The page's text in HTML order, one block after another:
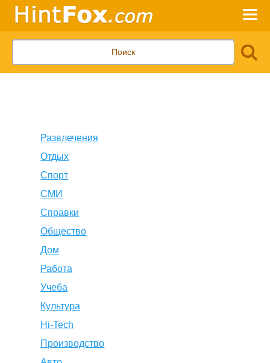
Развлечения
Отдых
Спорт
СМИ
Справки
Общество
Дом
Работа
Учеба
Культура
Hi-Tech
Производство